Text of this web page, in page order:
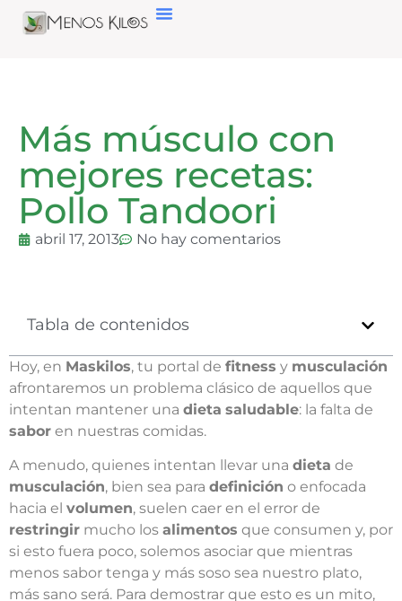
Más músculo con
mejores recetas:
Pollo Tandoori
abril 17, 2013 No hay comentarios
Tabla de contenidos
Hoy, en Maskilos, tu portal de fitness y musculación
afrontaremos un problema clásico de aquellos que
intentan mantener una dieta saludable: la falta de
sabor en nuestras comidas.
A menudo, quienes intentan llevar una dieta de
musculación, bien sea para definición o enfocada
hacia el volumen, suelen caer en el error de
restringir mucho los alimentos que consumen y, por
si esto fuera poco, solemos asociar que mientras
menos sabor tenga y más soso sea nuestro plato,
más sano será. Para demostrar que esto es un mito,